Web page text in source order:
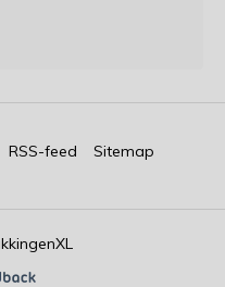
RSS-feed Sitemap